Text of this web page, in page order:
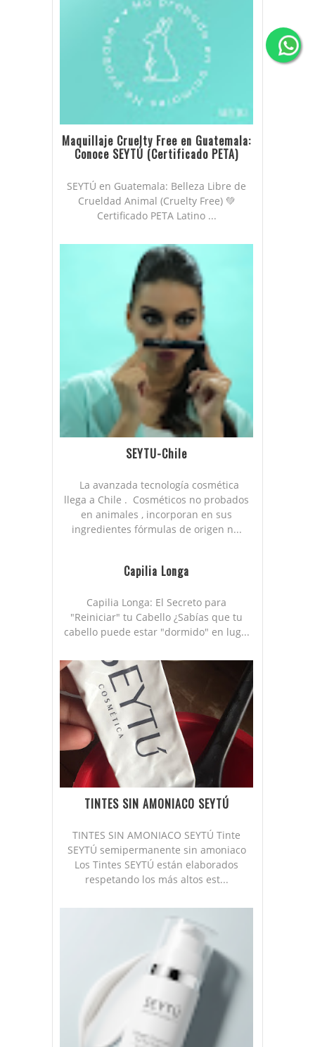
Maquillaje Cruelty Free en Guatemala:
Conoce SEYTÚ (Certificado PETA)
SEYTÚ en Guatemala: Belleza Libre de
Crueldad Animal (Cruelty Free) 💚
Certificado PETA Latino ...
SEYTU-Chile
La avanzada tecnología cosmética
llega a Chile . Cosméticos no probados
en animales , incorporan en sus
ingredientes fórmulas de origen n...
Capilia Longa
Capilia Longa: El Secreto para
"Reiniciar" tu Cabello ¿Sabías que tu
cabello puede estar "dormido" en lug...
TINTES SIN AMONIACO SEYTÚ
TINTES SIN AMONIACO SEYTÚ Tinte
SEYTÚ semipermanente sin amoniaco
Los Tintes SEYTÚ están elaborados
respetando los más altos est...